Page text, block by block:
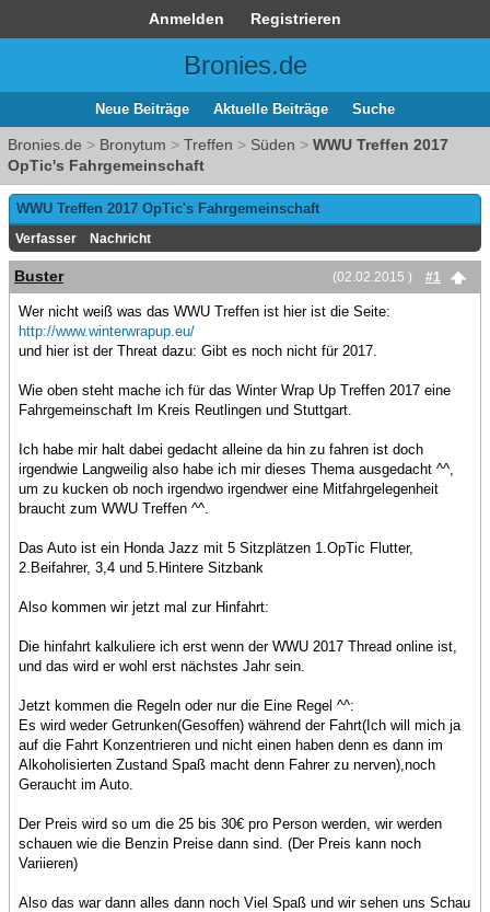
Anmelden Registrieren
Bronies.de
Neue Beiträge Aktuelle Beiträge Suche
Bronies.de > Bronytum > Treffen > Süden > WWU Treffen 2017
OpTic's Fahrgemeinschaft
WWU Treffen 2017 OpTic's Fahrgemeinschaft
Verfasser Nachricht
(02.02.2015 ) #1
Buster
Wer nicht weiß was das WWU Treffen ist hier ist die Seite:
http://www.winterwrapup.eu/
und hier ist der Threat dazu: Gibt es noch nicht für 2017.
Wie oben steht mache ich für das Winter Wrap Up Treffen 2017 eine
Fahrgemeinschaft Im Kreis Reutlingen und Stuttgart.
Ich habe mir halt dabei gedacht alleine da hin zu fahren ist doch
irgendwie Langweilig also habe ich mir dieses Thema ausgedacht ^^,
um zu kucken ob noch irgendwo irgendwer eine Mitfahrgelegenheit
braucht zum WWU Treffen ^^.
Das Auto ist ein Honda Jazz mit 5 Sitzplätzen 1.OpTic Flutter,
2.Beifahrer, 3,4 und 5.Hintere Sitzbank
Also kommen wir jetzt mal zur Hinfahrt:
Die hinfahrt kalkuliere ich erst wenn der WWU 2017 Thread online ist,
und das wird er wohl erst nächstes Jahr sein.
Jetzt kommen die Regeln oder nur die Eine Regel ^^:
Es wird weder Getrunken(Gesoffen) während der Fahrt(Ich will mich ja
auf die Fahrt Konzentrieren und nicht einen haben denn es dann im
Alkoholisierten Zustand Spaß macht denn Fahrer zu nerven),noch
Geraucht im Auto.
Der Preis wird so um die 25 bis 30€ pro Person werden, wir werden
schauen wie die Benzin Preise dann sind. (Der Preis kann noch
Variieren)
Also das war dann alles dann noch Viel Spaß und wir sehen uns Schau